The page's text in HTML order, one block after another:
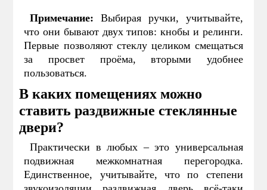
Примечание: Выбирая ручки, учитывайте,
что они бывают двух типов: кнобы и релинги.
Первые позволяют стеклу целиком смещаться
за просвет проёма, вторыми удобнее
пользоваться.
В каких помещениях можно
ставить раздвижные стеклянные
двери?
Практически в любых – это универсальная
подвижная межкомнатная перегородка.
Единственное, учитывайте, что по степени